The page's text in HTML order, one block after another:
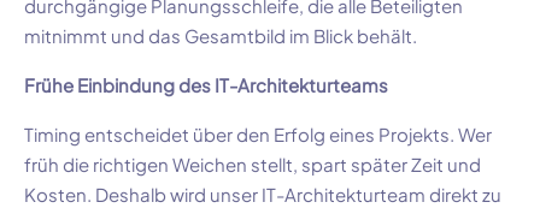
durchgängige Planungsschleife, die alle Beteiligten
mitnimmt und das Gesamtbild im Blick behält.
Frühe Einbindung des IT-Architekturteams
Timing entscheidet über den Erfolg eines Projekts. Wer
früh die richtigen Weichen stellt, spart später Zeit und
Kosten. Deshalb wird unser IT-Architekturteam direkt zu